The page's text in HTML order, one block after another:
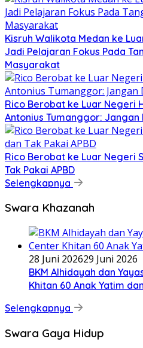
Kisruh Walikota Medan ke
Jadi Pelajaran Fokus Pada
Masyarakat
Rico Berobat ke Luar Negeri
Antonius Tumanggor:
Rico Berobat ke Luar Negeri
Tak Pakai APBD
Selengkapnya
Swara Khazanah
28 Juni 202629 Juni 2026
BKM Alhidayah dan
Khitan 60 Anak Yatim
Selengkapnya
Swara Gaya Hidup